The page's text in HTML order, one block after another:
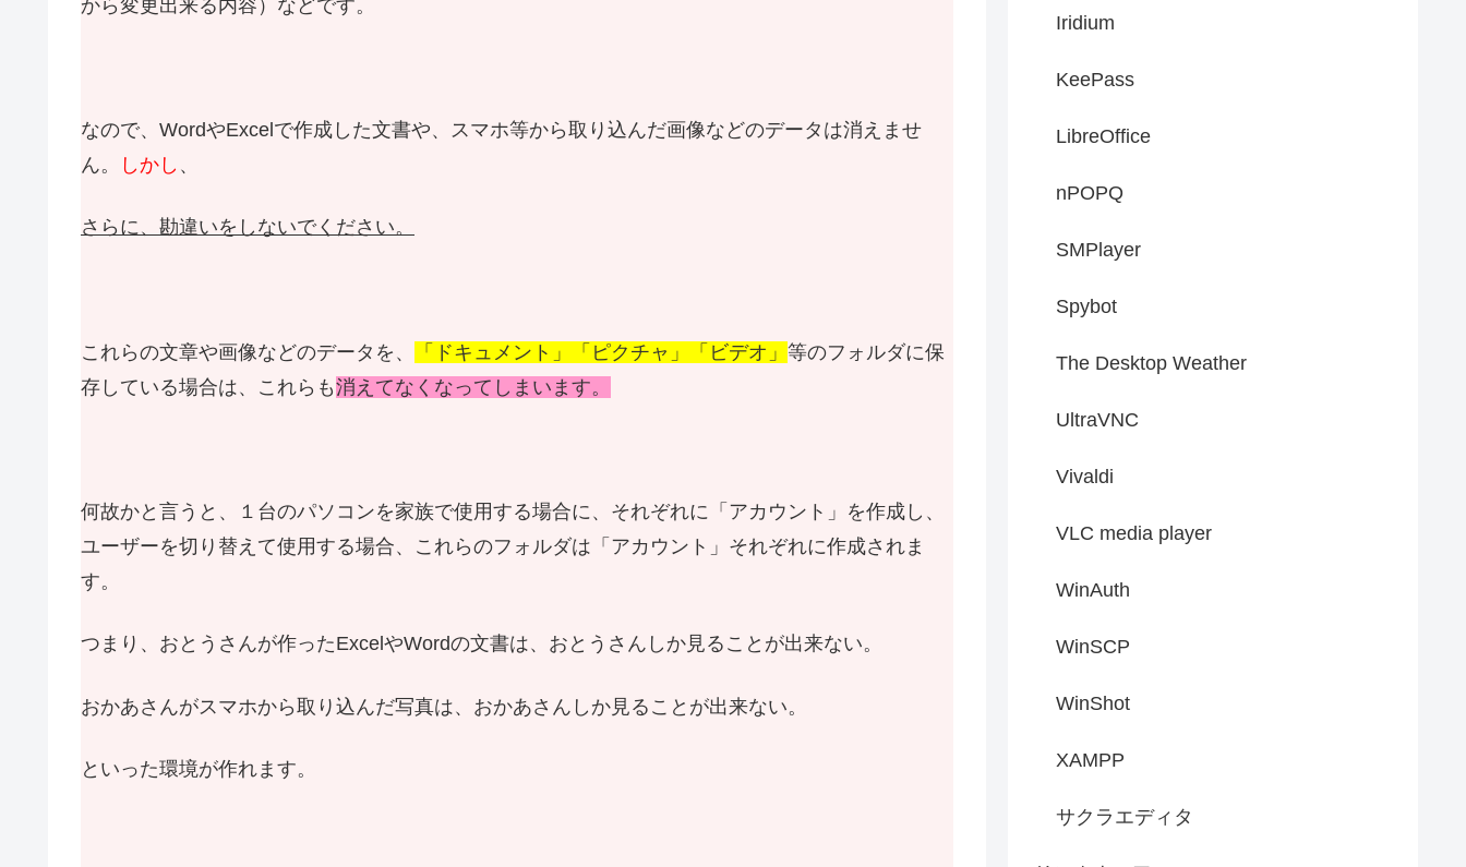
から変更出来る内容）などです。
なので、WordやExcelで作成した文書や、スマホ等から取り込んだ画像などのデータは消えませ
ん。
しかし 、
さらに、勘違いをしないでください。
これらの文章や画像などのデータを、 「ドキュメント」「ピクチャ」「ビデオ」 等のフォルダに保
存している場合は、これらも消えてなくなってしまいます。
何故かと言うと、１台のパソコンを家族で使用する場合に、それぞれに「アカウント」を作成し、
ユーザーを切り替えて使用する場合、これらのフォルダは「アカウント」それぞれに作成されま
す。
つまり、おとうさんが作ったExcelやWordの文書は、おとうさんしか見ることが出来ない。
おかあさんがスマホから取り込んだ写真は、おかあさんしか見ることが出来ない。
といった環境が作れます。
Iridium
KeePass
LibreOffice
nPOPQ
SMPlayer
Spybot
The Desktop Weather
UltraVNC
Vivaldi
VLC media player
WinAuth
WinSCP
WinShot
XAMPP
サクラエディタ